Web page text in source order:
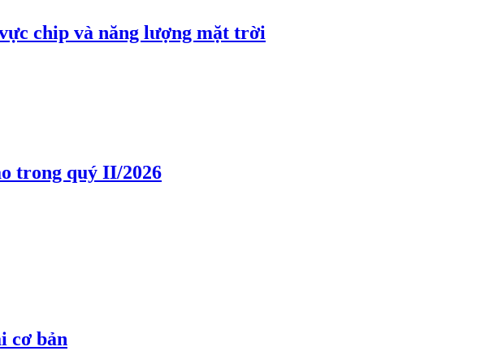
chip và năng lượng mặt trời
trong quý II/2026
cơ bản